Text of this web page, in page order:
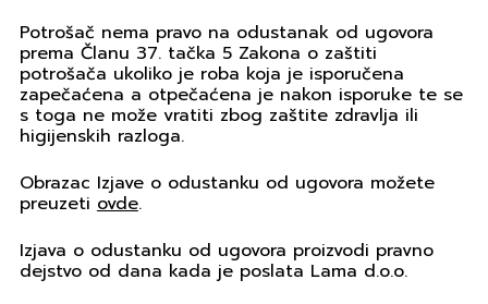
Potrošač nema pravo na odustanak od ugovora
prema Članu 37. tačka 5 Zakona o zaštiti
potrošača ukoliko je roba koja je isporučena
zapečaćena a otpečaćena je nakon isporuke te se
s toga ne može vratiti zbog zaštite zdravlja ili
higijenskih razloga.
Obrazac Izjave o odustanku od ugovora možete
preuzeti ovde.
Izjava o odustanku od ugovora proizvodi pravno
dejstvo od dana kada je poslata Lama d.o.o.